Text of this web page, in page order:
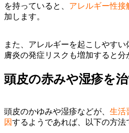
を持っていると、 アレルギー性接
加します。
また、アレルギーを起こしやす
膚炎の発症リスクも増加すると分
頭皮の赤みや湿疹を
頭皮のかゆみや湿疹などが、 生活
因するようであれば、以下の方法